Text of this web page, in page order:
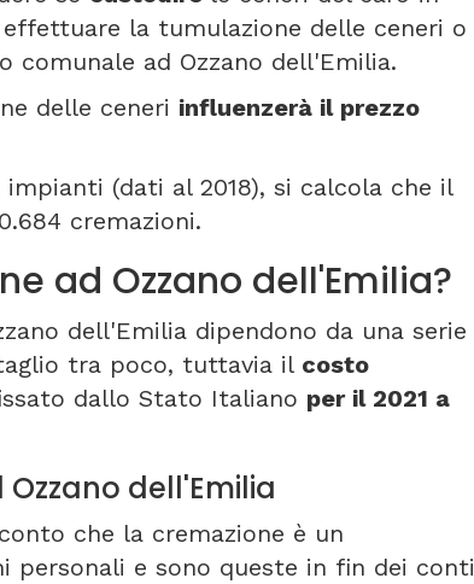
la tumulazione delle ceneri o
comunale ad Ozzano dell'Emilia.
delle ceneri influenzerà il prezzo
(dati al 2018), si calcola che il
cremazioni.
ad Ozzano dell'Emilia?
dell'Emilia dipendono da una serie
tra poco, tuttavia il costo
dallo Stato Italiano per il 2021 a
dell'Emilia
che la cremazione è un
personali e sono queste in fin dei conti